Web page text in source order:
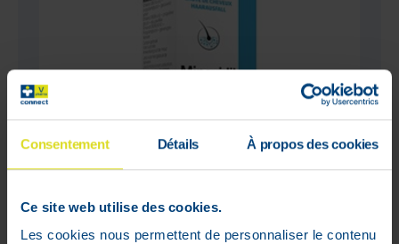
Consentement Détails À propos des cookies
Ce site web utilise des cookies.
Les cookies nous permettent de personnaliser le contenu